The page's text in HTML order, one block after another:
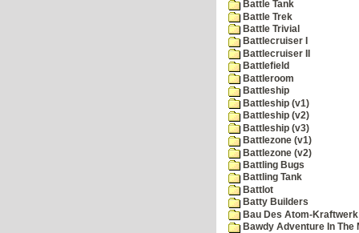
Battle Tank
Battle Trek
Battle Trivial
Battlecruiser I
Battlecruiser II
Battlefield
Battleroom
Battleship
Battleship (v1)
Battleship (v2)
Battleship (v3)
Battlezone (v1)
Battlezone (v2)
Battling Bugs
Battling Tank
Battlot
Batty Builders
Bau Des Atom-Kraftwerk
Bawdy Adventure In The